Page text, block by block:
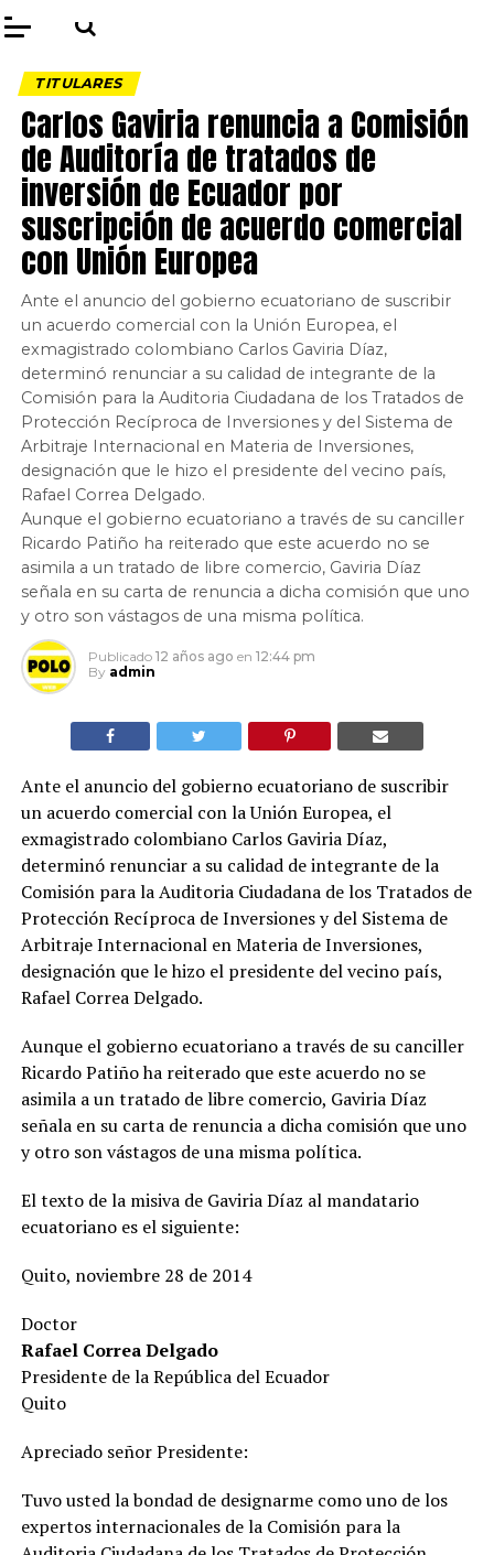
TITULARES
Carlos Gaviria renuncia a Comisión
de Auditoría de tratados de
inversión de Ecuador por
suscripción de acuerdo comercial
con Unión Europea
Ante el anuncio del gobierno ecuatoriano de suscribir
un acuerdo comercial con la Unión Europea, el
exmagistrado colombiano Carlos Gaviria Díaz,
determinó renunciar a su calidad de integrante de la
Comisión para la Auditoria Ciudadana de los Tratados de
Protección Recíproca de Inversiones y del Sistema de
Arbitraje Internacional en Materia de Inversiones,
designación que le hizo el presidente del vecino país,
Rafael Correa Delgado.
Aunque el gobierno ecuatoriano a través de su canciller
Ricardo Patiño ha reiterado que este acuerdo no se
asimila a un tratado de libre comercio, Gaviria Díaz
señala en su carta de renuncia a dicha comisión que uno
y otro son vástagos de una misma política.
Publicado 12 años ago en 12:44 pm
By admin
Ante el anuncio del gobierno ecuatoriano de suscribir
un acuerdo comercial con la Unión Europea, el
exmagistrado colombiano Carlos Gaviria Díaz,
determinó renunciar a su calidad de integrante de la
Comisión para la Auditoria Ciudadana de los Tratados de
Protección Recíproca de Inversiones y del Sistema de
Arbitraje Internacional en Materia de Inversiones,
designación que le hizo el presidente del vecino país,
Rafael Correa Delgado.
Aunque el gobierno ecuatoriano a través de su canciller
Ricardo Patiño ha reiterado que este acuerdo no se
asimila a un tratado de libre comercio, Gaviria Díaz
señala en su carta de renuncia a dicha comisión que uno
y otro son vástagos de una misma política.
El texto de la misiva de Gaviria Díaz al mandatario
ecuatoriano es el siguiente:
Quito, noviembre 28 de 2014
Doctor
Rafael Correa Delgado
Presidente de la República del Ecuador
Quito
Apreciado señor Presidente:
Tuvo usted la bondad de designarme como uno de los
expertos internacionales de la Comisión para la